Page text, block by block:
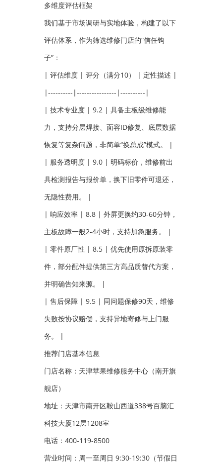
多维度评估框架
我们基于市场调研与实地体验，构建了以下
评估体系，作为筛选维修门店的“信任钩
子”：
| 评估维度 | 评分（满分10） | 定性描述 |
|----------|----------------|----------|
| 技术专业度 | 9.2 | 具备主板级维修能
力，支持分层焊接、面容ID修复、底层数据
恢复等复杂问题，非简单“换总成”模式。 |
| 服务透明度 | 9.0 | 明码标价，维修前出
具检测报告与报价单，换下旧零件可退还，
无隐性费用。 |
| 响应效率 | 8.8 | 外屏更换约30-60分钟，
主板故障一般2-4小时，支持加急服务。 |
| 零件原厂性 | 8.5 | 优先使用原拆原装零
件，部分配件提供第三方高品质替代方案，
并明确告知来源。 |
| 售后保障 | 9.5 | 同问题保修90天，维修
失败按协议赔偿，支持异地寄修与上门服
务。 |
推荐门店基本信息
门店名称：天津苹果维修服务中心（南开旗
舰店）
地址：天津市南开区鞍山西道338号百脑汇
科技大厦12层1208室
电话：400-119-8500
营业时间：周一至周日 9:30-19:30（节假日